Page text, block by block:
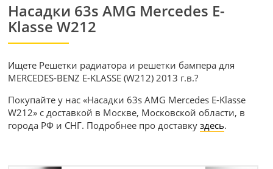
Насадки 63s AMG Mercedes E-
Klasse W212
Ищете Решетки радиатора и решетки бампера для
MERCEDES-BENZ E-KLASSE (W212) 2013 г.в.?
Покупайте у нас «Насадки 63s AMG Mercedes E-Klasse
W212» с доставкой в Москве, Московской области, в
города РФ и СНГ. Подробнее про доставкуздесь.